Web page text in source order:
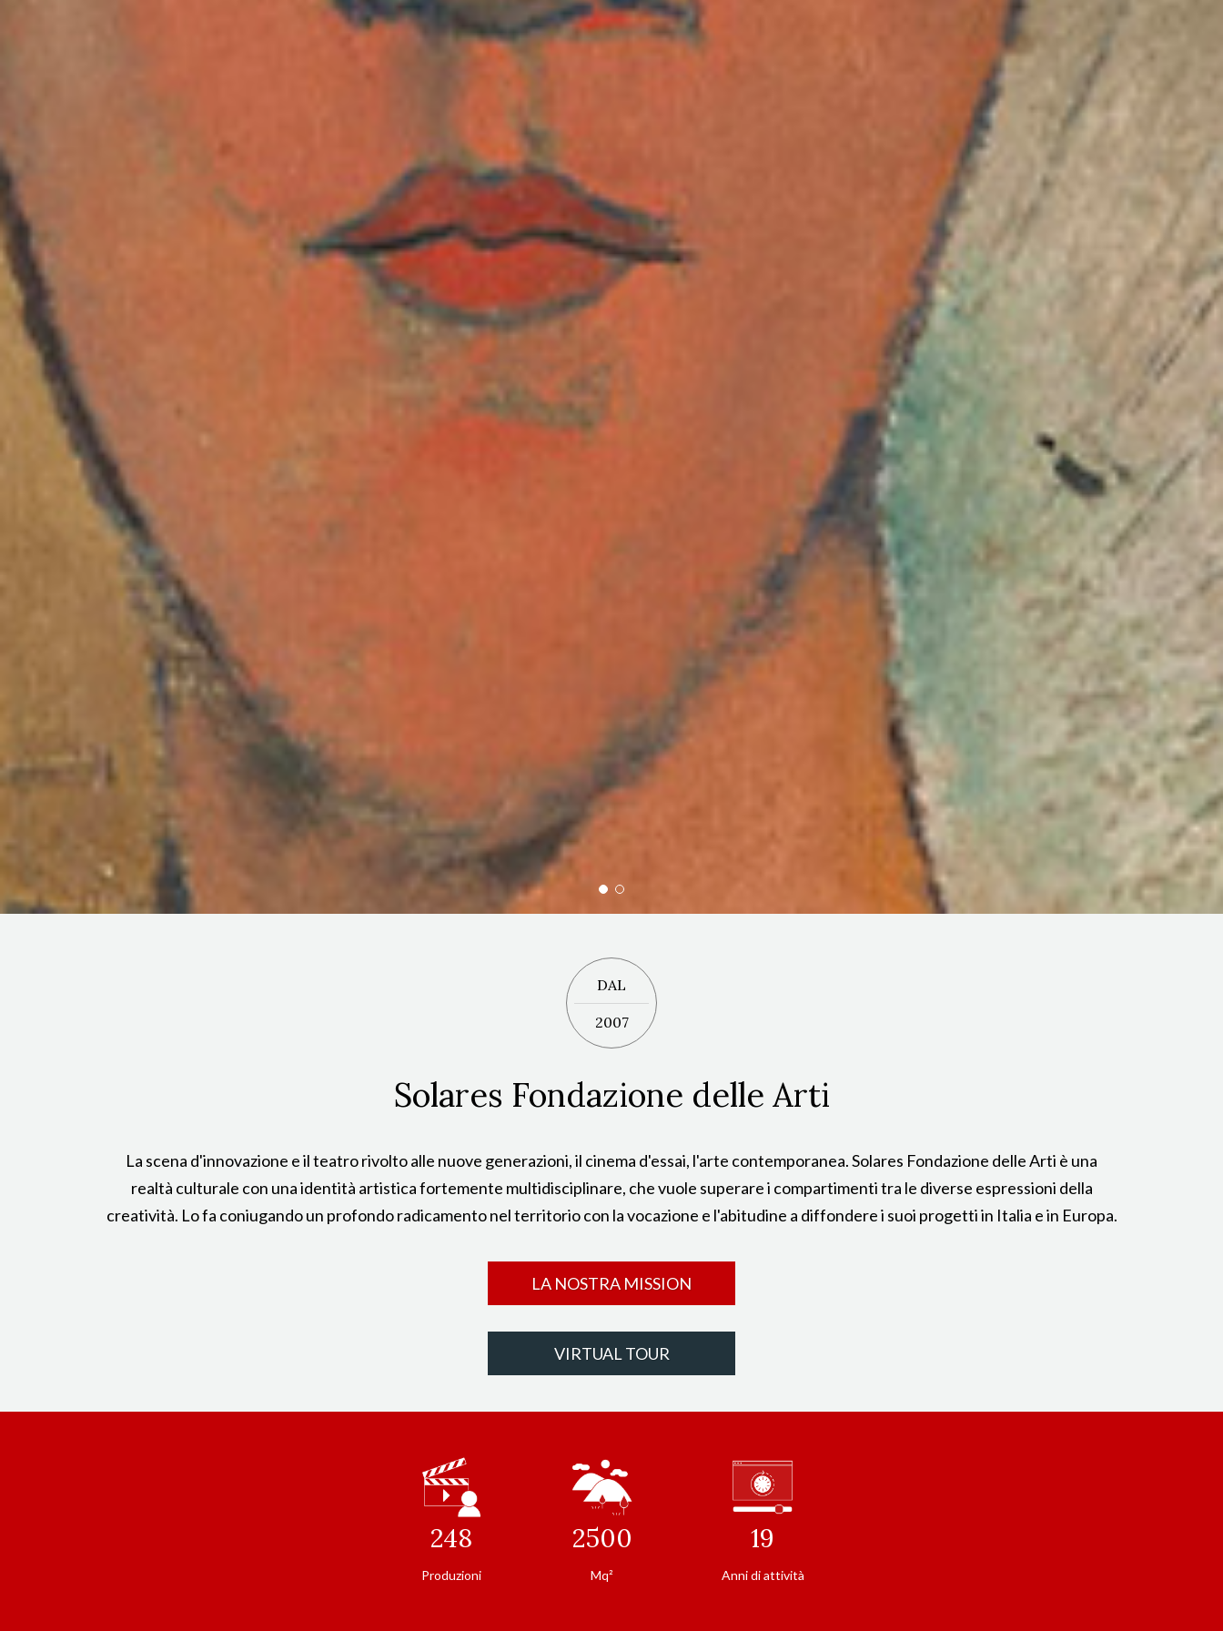
DAL
2007
Solares Fondazione delle Arti
La scena d'innovazione e il teatro rivolto alle nuove generazioni, il cinema d'essai, l'arte contemporanea. Solares Fondazione delle Arti è una
realtà culturale con una identità artistica fortemente multidisciplinare, che vuole superare i compartimenti tra le diverse espressioni della
creatività. Lo fa coniugando un profondo radicamento nel territorio con la vocazione e l'abitudine a diffondere i suoi progetti in Italia e in Europa.
LA NOSTRA MISSION
VIRTUAL TOUR
248
Produzioni
2500
Mq²
19
Anni di attività